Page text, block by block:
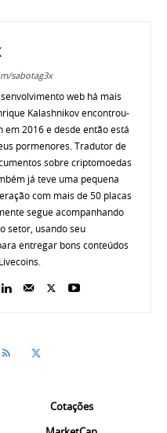
sabotag3x
web há mais
Kalashnikov encontrou-
em 2016 e desde então está
pormenores. Tradutor de
sobre criptomoedas
já teve uma pequena
com mais de 50 placas
segue acompanhando
setor, usando seu
entregar bons conteúdos
Cotações